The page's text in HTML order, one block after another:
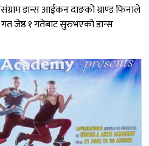
डान्स आईकन दाङको ग्राण्ड फिनाले
जेष्ठ १ गतेबाट सुरुभएको डान्स